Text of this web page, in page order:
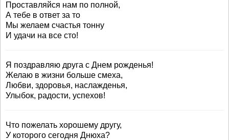
Проставляйся нам по полной,
А тебе в ответ за то
Мы желаем счастья тонну
И удачи на все сто!
Я поздравляю друга с Днем рожденья!
Желаю в жизни больше смеха,
Любви, здоровья, наслажденья,
Улыбок, радости, успехов!
Что пожелать хорошему другу,
У которого сегодня Днюха?